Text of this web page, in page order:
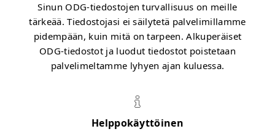
Sinun ODG-tiedostojen turvallisuus on meille
tärkeää. Tiedostojasi ei säilytetä palvelimillamme
pidempään, kuin mitä on tarpeen. Alkuperäiset
ODG-tiedostot ja luodut tiedostot poistetaan
palvelimeltamme lyhyen ajan kuluessa.
Helppokäyttöinen